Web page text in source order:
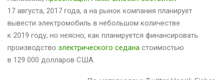
17 августа, 2017 года, а на рынок компания планирует
вывести электромобиль в небольшом количестве
к 2019 году, но неясно, как планируется финансировать
производство электрического седана стоимостью
в 129 000 долларов США.